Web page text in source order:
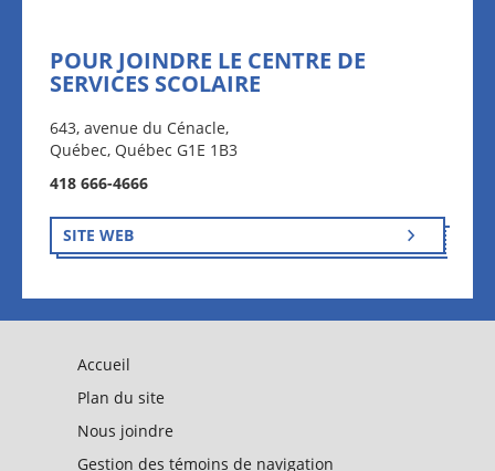
POUR JOINDRE LE CENTRE DE
SERVICES SCOLAIRE
643, avenue du Cénacle,
Québec, Québec G1E 1B3
418 666-4666
SITE WEB
Accueil
Plan du site
Nous joindre
Gestion des témoins de navigation